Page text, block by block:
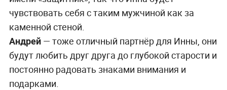
чувствовать себя с таким мужчиной как за
каменной стеной.
Андрей— тоже отличный партнёр для Инны, они
будут любить друг друга до глубокой старости и
постоянно радовать знаками внимания и
подарками.